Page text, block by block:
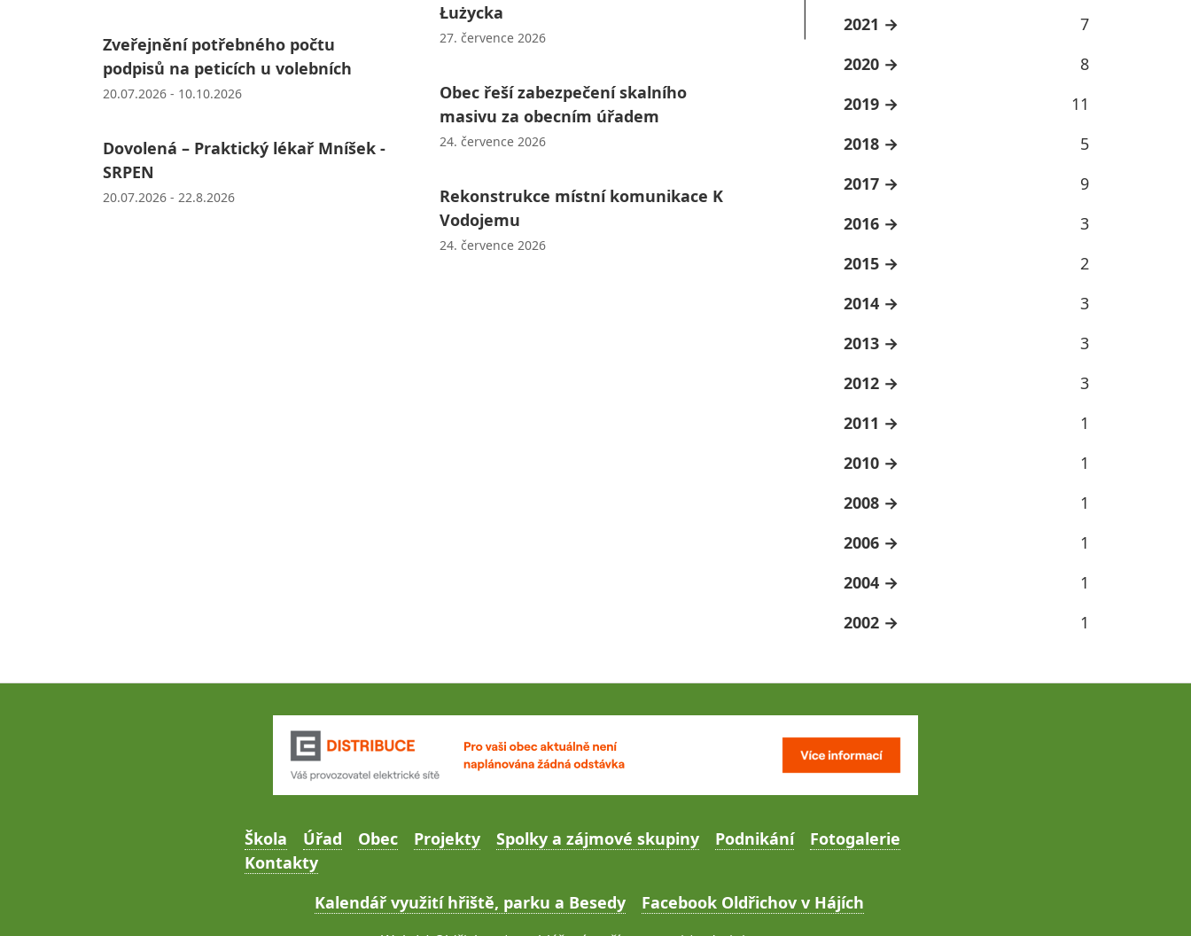
Zveřejnění potřebného počtu
podpisů na peticích u volebních
20.07.2026 - 10.10.2026
Dovolená – Praktický lékař Mníšek -
SRPEN
20.07.2026 - 22.8.2026
Łużycka
27. července 2026
Obec řeší zabezpečení skalního
masivu za obecním úřadem
24. července 2026
Rekonstrukce místní komunikace K
Vodojemu
24. července 2026
2021
7
2020
8
2019
11
2018
5
2017
9
2016
3
2015
2
2014
3
2013
3
2012
3
2011
1
2010
1
2008
1
2006
1
2004
1
2002
1
Škola Úřad Obec Projekty Spolky a zájmové skupiny Podnikání
Fotogalerie
Kontakty
Kalendář využití hřiště, parku a Besedy
Facebook Oldřichov v Hájích